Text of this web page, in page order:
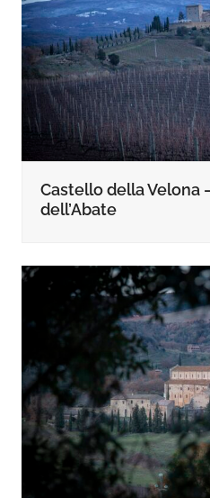
Castello della Velona
dell’Abate